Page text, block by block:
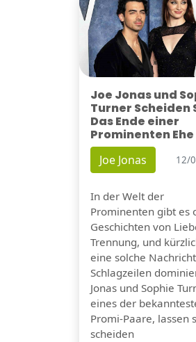
Joe Jonas und
Turner Scheiden
Das Ende einer
Prominenten Ehe
Joe Jonas 12/
In der Welt der
Prominenten gibt es
Geschichten von
Trennung, und
eine solche
Schlagzeilen
Jonas und Sophie
eines der
Promi-Paare, lassen
scheiden